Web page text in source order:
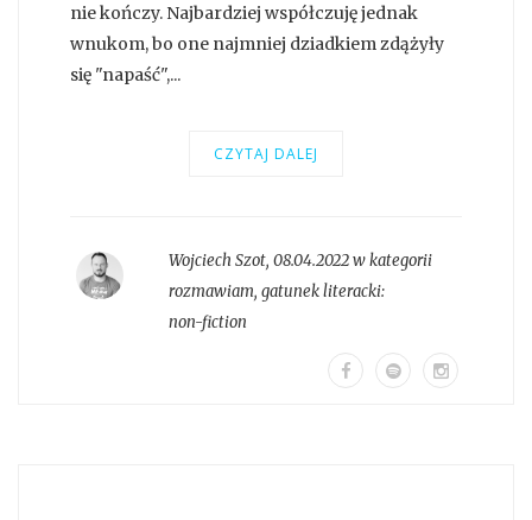
nie kończy. Najbardziej współczuję jednak
wnukom, bo one najmniej dziadkiem zdążyły
się "napaść",...
CZYTAJ DALEJ
Wojciech Szot, 08.04.2022 w kategorii
rozmawiam, gatunek literacki:
non-fiction